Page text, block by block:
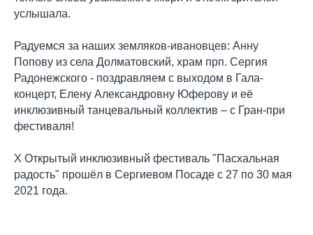
услышала.
Радуемся за наших земляков-ивановцев: Анну
Попову из села Долматовский, храм прп. Сергия
Радонежского - поздравляем с выходом в Гала-
концерт, Елену Александровну Юферову и её
инклюзивный танцевальный коллектив – с Гран-при
фестиваля!
X Открытый инклюзивный фестиваль "Пасхальная
радость" прошёл в Сергиевом Посаде с 27 по 30 мая
2021 года.